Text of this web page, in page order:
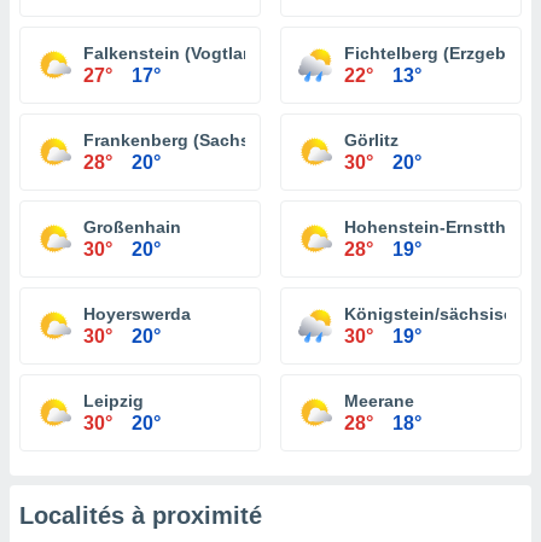
Falkenstein (Vogtland)
27° 17°
Fichtelberg
22° 13°
Frankenberg (Sachsen)
28° 20°
Görlitz
30° 20°
Großenhain
30° 20°
Hohenstein-Ernstthal
28° 19°
Hoyerswerda
30° 20°
Königstein/sächsische
30° 19°
Leipzig
30° 20°
Meerane
28° 18°
Localités à proximité